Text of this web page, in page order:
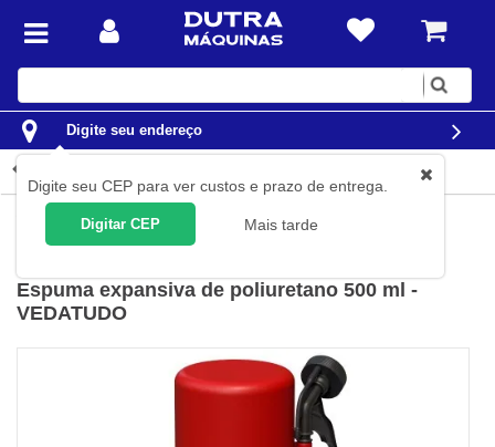
Digite
Digite seu endereço
Digite seu CEP para ver custos e prazo de entrega.
Digitar CEP Mais tarde
Construção Civil Produtos Químicos Silicones e Selantes
Espuma expansiva de poliuretano 500 ml -
VEDATUDO